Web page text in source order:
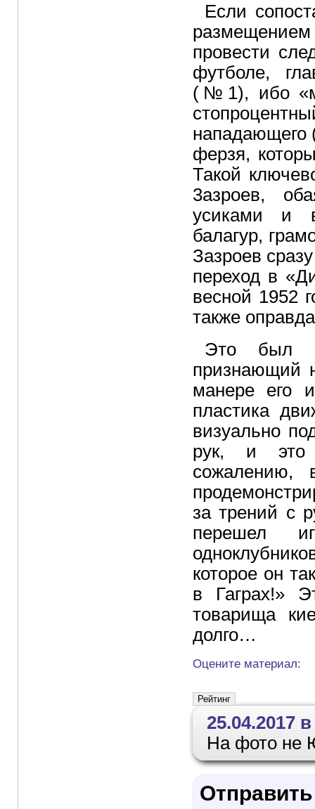
Если
размещением
провести
футболе,
(№1), ибо
нападающего
ферзя,
Такой
3азроев,
усиками и
балагур,
Зазроев
переход в
весной 1952
также
Это был
признающий
манере его
пластика
визуально
рук, и это
сожалению,
за трений с
перешел
которое он
в Гаграх!»
товарища
долго…
Оцените материал:
25.04.2017
На фото не